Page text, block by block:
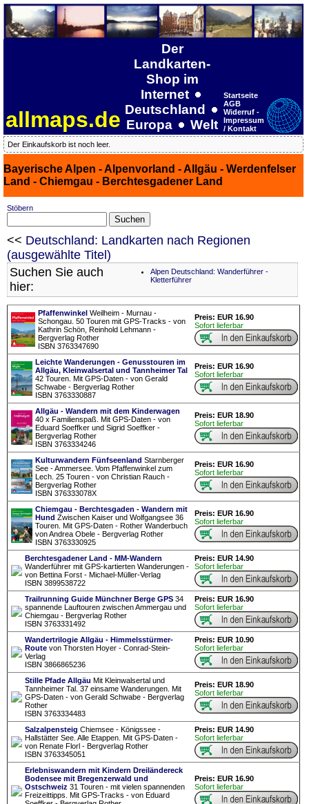
allmaps.de
Der
Landkarten-
Shop im
Internet
Deutschland
Europa
Welt
Startseite
AGB
Widerruf -
Impressum
/ Kontakt
Der Einkaufskorb ist noch leer.
Bayerische Alpen - Alpenvorland - Allgäu - Werdenfelser
Land - Chiemgau - Berchtesgadener Land
Stöbern
<< Deutschland: Landkarten nach Regionen
(ausgewählte Titel)
Suchen Sie auch
hier:
Alpen Deutschland: Wanderführer -
Kletterführer
Pfaffenwinkel Weilheim - Murnau -
Schongau. 50 Touren mit GPS-Tracks - von
Kathrin Schön, Reinhold Lehmann -
Bergverlag Rother
ISBN 3763347690
Preis: EUR 16.90
Sofort lieferbar
Leichte Wanderungen - Genusstouren im
Allgäu, Kleinwalsertal und Tannheimer Tal
42 Touren. Mit GPS-Daten - von Gerald
Schwabe - Bergverlag Rother
ISBN 3763330887
Preis: EUR 16.90
Sofort lieferbar
Allgäu - Wandern mit dem Kinderwagen
40 x Familienspaß. Mit GPS-Daten - von
Eduard Soeffker und Sigrid Soeffker -
Bergverlag Rother
ISBN 3763334246
Preis: EUR 18.90
Sofort lieferbar
Kulturwandern Fünfseenland Starnberger
See - Ammersee. Vom Pfaffenwinkel zum
Lech. 25 Touren - von Christian Rauch -
Bergverlag Rother
ISBN 376333078X
Preis: EUR 16.90
Sofort lieferbar
Chiemgau - Berchtesgaden - Wandern mit
Hund Zwischen Kaiser und Wolfgangsee 36
Touren. Mit GPS-Daten - Rother Wanderbuch
von Andrea Obele - Bergverlag Rother
ISBN 3763330925
Preis: EUR 16.90
Sofort lieferbar
Berchtesgadener Land - MM-Wandern
Wanderführer mit GPS-kartierten Wanderungen -
von Bettina Forst - Michael-Müller-Verlag
ISBN 3899538722
Preis: EUR 14.90
Sofort lieferbar
Trailrunning Guide Münchner Berge GPS 34
spannende Lauftouren zwischen Ammergau und
Chiemgau - Bergverlag Rother
ISBN 3763331492
Preis: EUR 16.90
Sofort lieferbar
Wandertrilogie Allgäu - Himmelsstürmer-
Route von Thorsten Hoyer - Conrad-Stein-
Verlag
ISBN 3866865236
Preis: EUR 10.90
Sofort lieferbar
Stille Pfade Allgäu Mit Kleinwalsertal und
Tannheimer Tal. 37 einsame Wanderungen. Mit
GPS-Daten - von Gerald Schwabe - Bergverlag
Rother
ISBN 3763334483
Preis: EUR 18.90
Sofort lieferbar
Salzalpensteig Chiemsee - Königssee -
Hallstätter See. Alle Etappen. Mit GPS-Daten -
von Renate Florl - Bergverlag Rother
ISBN 3763345051
Preis: EUR 14.90
Sofort lieferbar
Erlebniswandern mit Kindern Dreiländereck
Bodensee mit Bregenzerwald und
Ostschweiz 31 Touren - mit vielen spannenden
Freizeittipps. Mit GPS-Tracks - von Eduard
Preis: EUR 16.90
Sofort lieferbar